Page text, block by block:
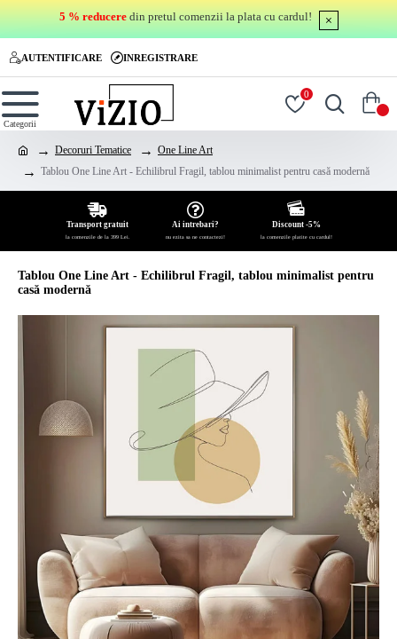
5 % reducere din pretul comenzii la plata cu cardul!
AUTENTIFICARE INREGISTRARE
0
Decoruri Tematice
One Line Art
Tablou One Line Art - Echilibrul Fragil, tablou minimalist pentru casă modernă
Transport gratuit
la comenzile de la 399 Lei.
Ai intrebari?
nu ezita sa ne contactezi!
Discount -5%
la comenzile platite cu cardul!
Tablou One Line Art - Echilibrul Fragil, tablou minimalist pentru
casă modernă